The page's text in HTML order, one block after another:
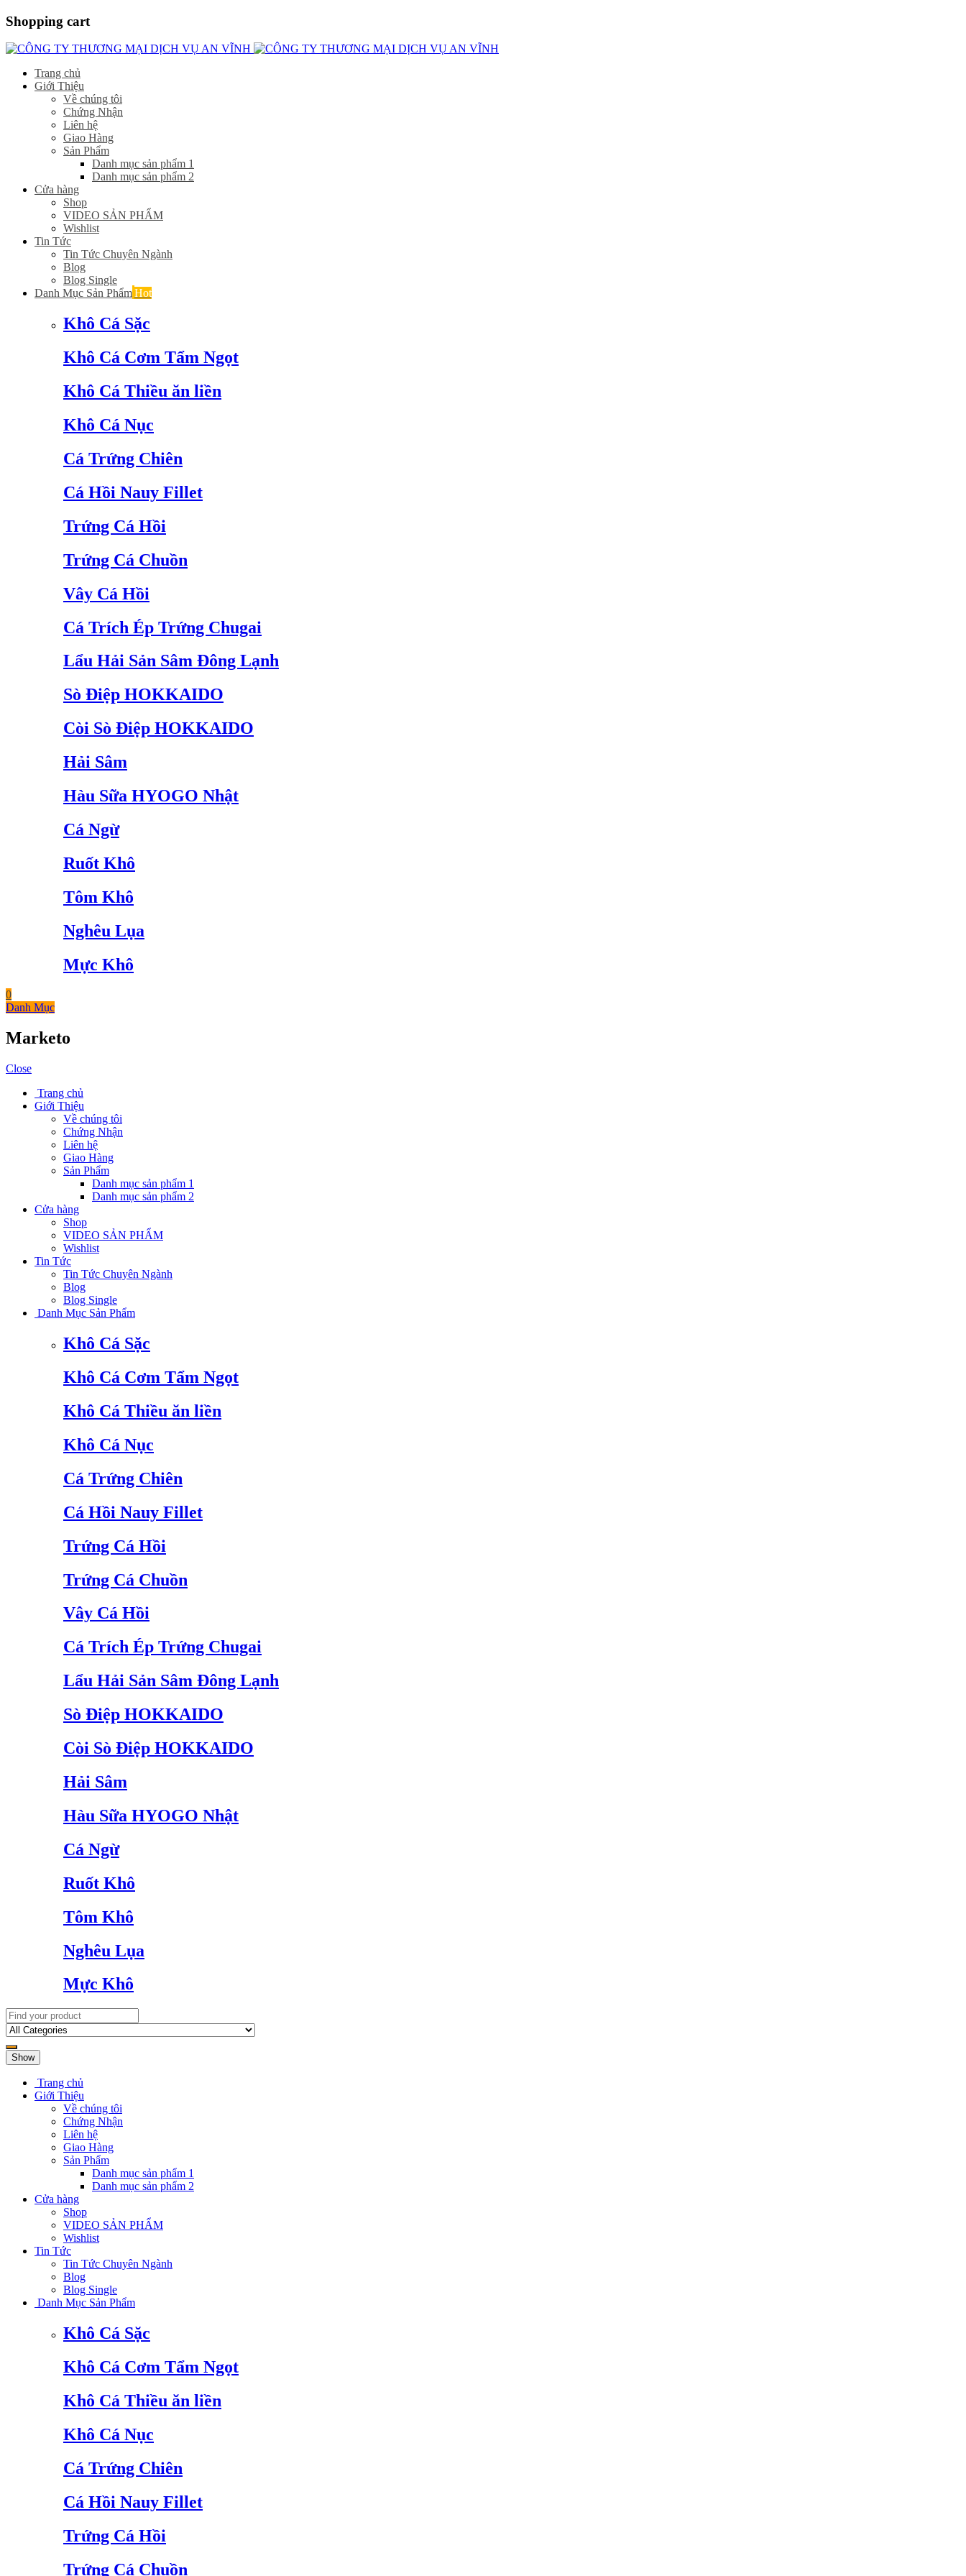
Shopping cart
Trang chủ
Giới Thiệu
Về chúng tôi
Chứng Nhận
Liên hệ
Giao Hàng
Sản Phẩm
Danh mục sản phẩm 1
Danh mục sản phẩm 2
Cửa hàng
Shop
VIDEO SẢN PHẨM
Wishlist
Tin Tức
Tin Tức Chuyên Ngành
Blog
Blog Single
Danh Mục Sản PhẩmHot
Khô Cá Sặc
Khô Cá Cơm Tẩm Ngọt
Khô Cá Thiều ăn liền
Khô Cá Nục
Cá Trứng Chiên
Cá Hồi Nauy Fillet
Trứng Cá Hồi
Trứng Cá Chuồn
Vây Cá Hồi
Cá Trích Ép Trứng Chugai
Lẩu Hải Sản Sâm Đông Lạnh
Sò Điệp HOKKAIDO
Còi Sò Điệp HOKKAIDO
Hải Sâm
Hàu Sữa HYOGO Nhật
Cá Ngừ
Ruốt Khô
Tôm Khô
Nghêu Lụa
Mực Khô
0
Danh Mục
Marketo
Close
Trang chủ
Giới Thiệu
Về chúng tôi
Chứng Nhận
Liên hệ
Giao Hàng
Sản Phẩm
Danh mục sản phẩm 1
Danh mục sản phẩm 2
Cửa hàng
Shop
VIDEO SẢN PHẨM
Wishlist
Tin Tức
Tin Tức Chuyên Ngành
Blog
Blog Single
Danh Mục Sản Phẩm
Khô Cá Sặc
Khô Cá Cơm Tẩm Ngọt
Khô Cá Thiều ăn liền
Khô Cá Nục
Cá Trứng Chiên
Cá Hồi Nauy Fillet
Trứng Cá Hồi
Trứng Cá Chuồn
Vây Cá Hồi
Cá Trích Ép Trứng Chugai
Lẩu Hải Sản Sâm Đông Lạnh
Sò Điệp HOKKAIDO
Còi Sò Điệp HOKKAIDO
Hải Sâm
Hàu Sữa HYOGO Nhật
Cá Ngừ
Ruốt Khô
Tôm Khô
Nghêu Lụa
Mực Khô
Show
Trang chủ
Giới Thiệu
Về chúng tôi
Chứng Nhận
Liên hệ
Giao Hàng
Sản Phẩm
Danh mục sản phẩm 1
Danh mục sản phẩm 2
Cửa hàng
Shop
VIDEO SẢN PHẨM
Wishlist
Tin Tức
Tin Tức Chuyên Ngành
Blog
Blog Single
Danh Mục Sản Phẩm
Khô Cá Sặc
Khô Cá Cơm Tẩm Ngọt
Khô Cá Thiều ăn liền
Khô Cá Nục
Cá Trứng Chiên
Cá Hồi Nauy Fillet
Trứng Cá Hồi
Trứng Cá Chuồn